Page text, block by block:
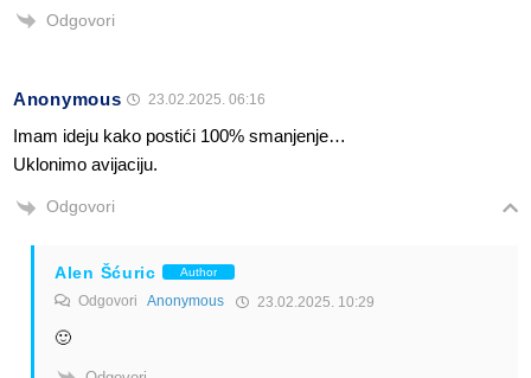
Odgovori
Anonymous 23.02.2025. 06:16
Imam ideju kako postići 100% smanjenje…
Uklonimo avijaciju.
Odgovori
Alen Šćuric Author
Odgovori Anonymous 23.02.2025. 10:29
🙂